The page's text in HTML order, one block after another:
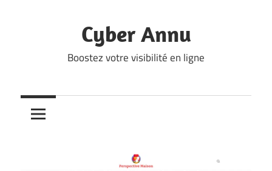
Cyber Annu
Boostez votre visibilité en ligne